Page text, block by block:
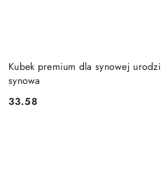
Kubek premium dla synowej
synowa
Cena:
33.58